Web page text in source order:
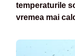
temperaturile
vremea mai